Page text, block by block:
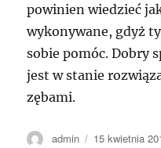
powinien wiedzieć
wykonywane, gdyż
sobie pomóc. Dobry
jest w stanie
zębami.
Autor
admin
Data
15 kwietnia